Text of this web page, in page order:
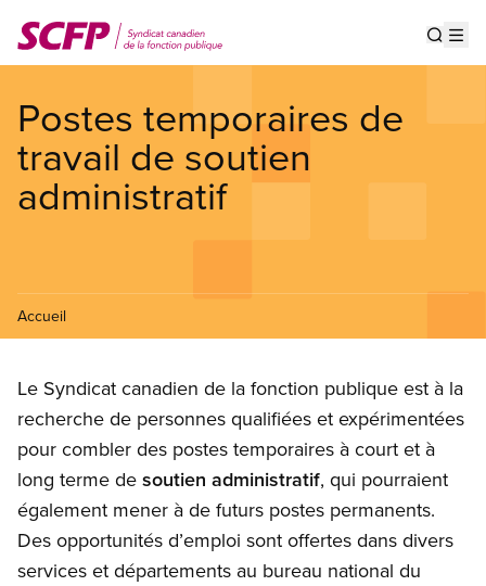
au
contenu
Postes temporaires de
travail de soutien
administratif
Accueil
Le Syndicat canadien de la fonction publique est à la
recherche de personnes qualifiées et expérimentées
pour combler des postes temporaires à court et à
long terme de soutien administratif, qui pourraient
également mener à de futurs postes permanents.
Des opportunités d’emploi sont offertes dans divers
services et départements au bureau national du